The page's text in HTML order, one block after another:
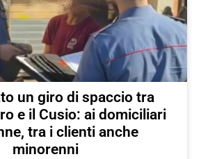
un giro di spaccio tra
e il Cusio: ai domiciliari
tra i clienti anche
minorenni